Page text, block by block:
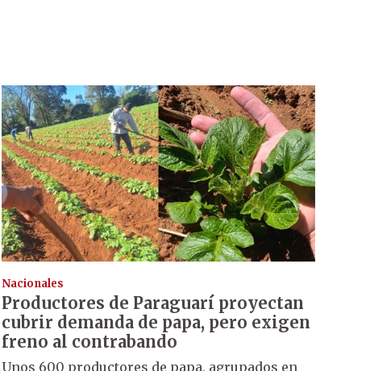
Nacionales
Productores de Paraguarí proyectan
cubrir demanda de papa, pero exigen
freno al contrabando
Unos 600 productores de papa, agrupados en